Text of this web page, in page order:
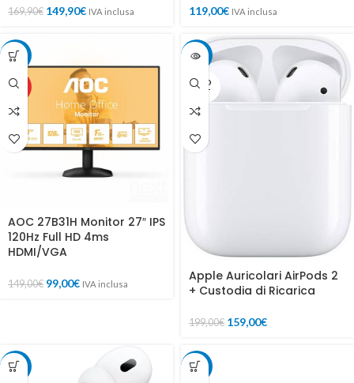
169,90€ 149,90€ IVA inclusa 119,00€ IVA inclusa
-34%
HOT
AOC 27B31H Monitor 27″ IPS
120Hz Full HD 4ms
HDMI/VGA
149,00€ 99,00€ IVA inclusa
-20%
SOLD
OUT
Apple Auricolari AirPods 2
+ Custodia di Ricarica
199,00€ 159,00€
-10% -14%